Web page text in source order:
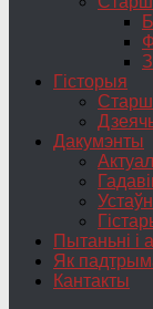
Гісторыя
Дакумэнты
Пытаньні і
Як
Кантакты